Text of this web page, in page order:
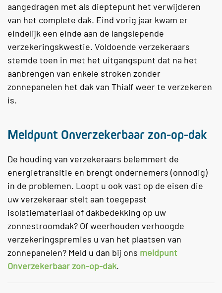
aangedragen met als dieptepunt het verwijderen
van het complete dak. Eind vorig jaar kwam er
eindelijk een einde aan de langslepende
verzekeringskwestie. Voldoende verzekeraars
stemde toen in met het uitgangspunt dat na het
aanbrengen van enkele stroken zonder
zonnepanelen het dak van Thialf weer te verzekeren
is.
Meldpunt Onverzekerbaar zon-op-dak
De houding van verzekeraars belemmert de
energietransitie en brengt ondernemers (onnodig)
in de problemen. Loopt u ook vast op de eisen die
uw verzekeraar stelt aan toegepast
isolatiemateriaal of dakbedekking op uw
zonnestroomdak? Of weerhouden verhoogde
verzekeringspremies u van het plaatsen van
zonnepanelen? Meld u dan bij ons meldpunt
Onverzekerbaar zon-op-dak.